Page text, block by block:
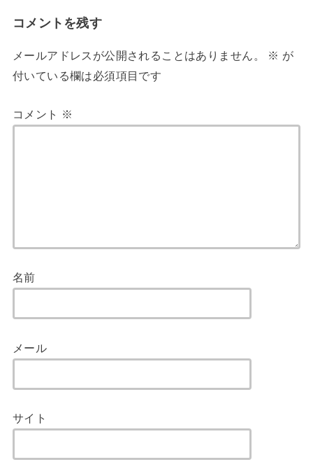
コメントを残す
メールアドレスが公開されることはありません。 ※ が
付いている欄は必須項目です
コメント ※
名前
メール
サイト